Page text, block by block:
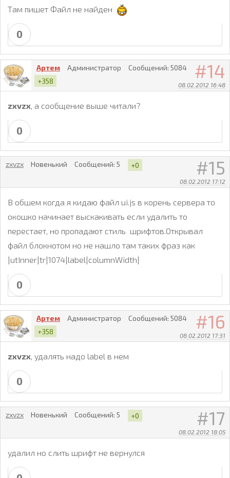
Там пишет Файл не найден
0
14
08.02.2012 16:48
Артем Администратор Сообщений: 5084
+358
zxvzx, а сообщение выше читали?
0
15
08.02.2012 17:12
zxvzx Новенький Сообщений: 5 +0
В обшем когда я кидаю файл ui.js в корень сервера то
окошко начинает выскакивать если удалить то
перестает, но пропадают стиль шрифтов.Открывал
файл блокнотом но не нашло там таких фраз как
|utInner|tr|1074|label|columnWidth|
0
16
08.02.2012 17:31
Артем Администратор Сообщений: 5084
+358
zxvzx, удалять надо label в нем
0
17
08.02.2012 18:05
zxvzx Новенький Сообщений: 5 +0
удалил но слить шрифт не вернулся